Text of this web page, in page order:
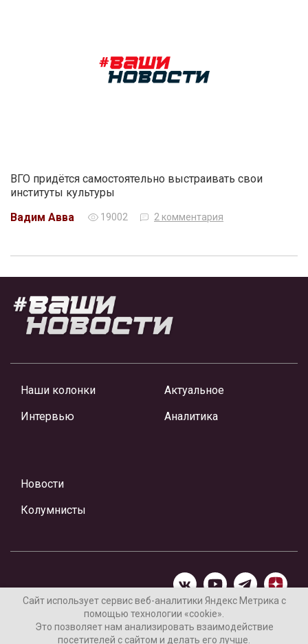
ВГО придётся самостоятельно выстраивать свои
институты культуры
Вадим Авва
19002 2 комментария
Наши колонки
Интервью
Актуальное
Аналитика
Новости
Колумнисты
Материалы предоставлены редакцией Интернет-газеты
«Ваши новости»
Сайт использует сервис веб-аналитики Яндекс Метрика с
помощью технологии «cookie».
Это позволяет нам анализировать взаимодействие
посетителей с сайтом и делать его лучше.